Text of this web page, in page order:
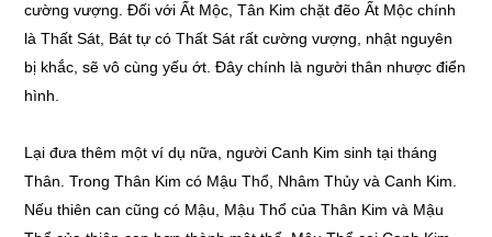
cường vượng. Đối với Ất Mộc, Tân Kim chặt đẽo Ất Mộc chính
là Thất Sát, Bát tự có Thất Sát rất cường vượng, nhật nguyên
bị khắc, sẽ vô cùng yếu ớt. Đây chính là người thân nhược điển
hình.
Lại đưa thêm một ví dụ nữa, người Canh Kim sinh tại tháng
Thân. Trong Thân Kim có Mậu Thổ, Nhâm Thủy và Canh Kim.
Nếu thiên can cũng có Mậu, Mậu Thổ của Thân Kim và Mậu